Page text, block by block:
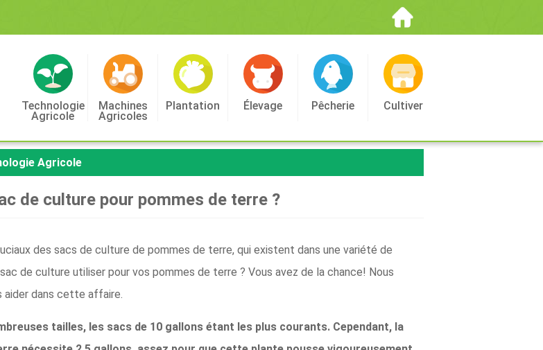
Technologie
Agricole
Machines
Agricoles
Plantation Élevage Pêcherie Cultiver
Agricole
de culture pour pommes de terre ?
des sacs de culture de pommes de terre, qui existent dans une variété de
de culture utiliser pour vos pommes de terre ? Vous avez de la chance! Nous
aider dans cette affaire.
tailles, les sacs de 10 gallons étant les plus courants. Cependant, la